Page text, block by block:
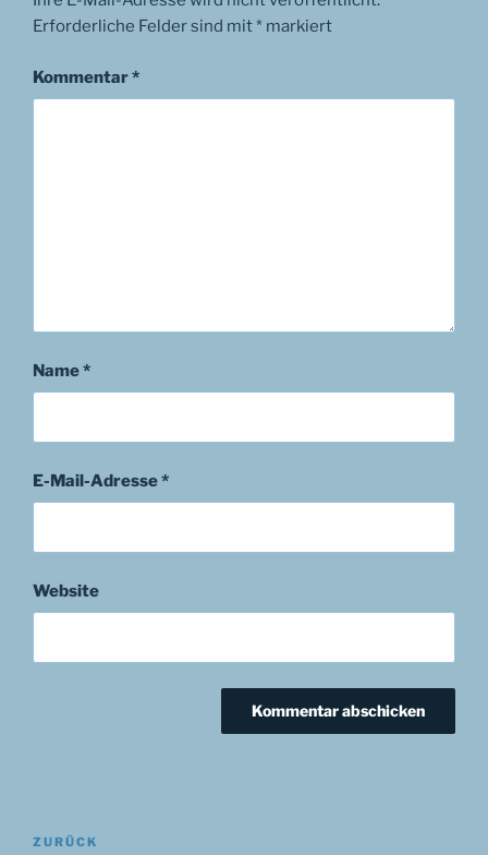
Erforderliche Felder sind mit* markiert
Kommentar*
Name*
E-Mail-Adresse*
Website
Beitragsnavigation
Vorheriger
ZURÜCK